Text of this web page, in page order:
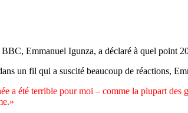
Emmanuel Igunza, a déclaré à quel point
un fil qui a suscité beaucoup de réactions,
a été terrible pour moi – comme la plupart